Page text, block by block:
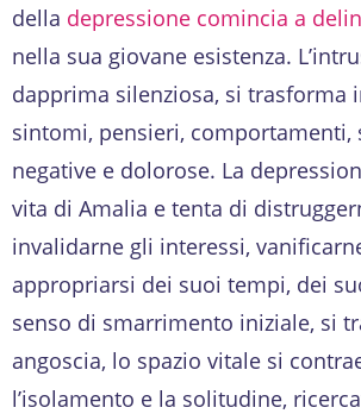
della depressione comincia a
nella sua giovane esistenza.
dapprima silenziosa, si trasforma
sintomi, pensieri, comportamenti,
negative e dolorose. La
vita di Amalia e tenta di
invalidarne gli interessi,
appropriarsi dei suoi tempi, dei
senso di smarrimento iniziale, si
angoscia, lo spazio vitale si
l’isolamento e la solitudine,